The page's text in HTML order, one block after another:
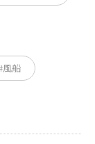
風船